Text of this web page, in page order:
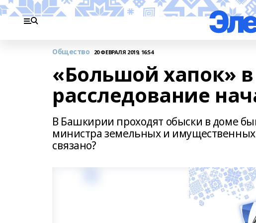
Общество 20 ФЕВРАЛЯ 2019, 16:54
«Большой хапок»
расследование
В Башкирии проходят обыски в доме
министра земельных и
связано?